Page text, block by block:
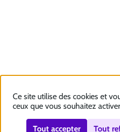
Ce site utilise des cookies et
ceux que vous souhaitez activer
Tout accepter Tout